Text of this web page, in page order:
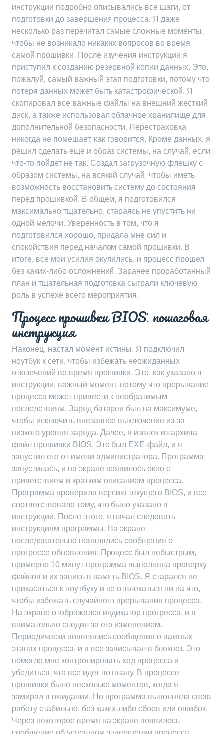
инструкции подробно описывались все шаги, от
подготовки до завершения процесса. Я даже
несколько раз перечитал самые сложные моменты,
чтобы не возникало никаких вопросов во время
самой прошивки. После изучения инструкции я
приступил к созданию резервной копии данных. Это,
пожалуй, самый важный этап подготовки, потому что
потеря данных может быть катастрофической. Я
скопировал все важные файлы на внешний жесткий
диск, а также использовал облачное хранилище для
дополнительной безопасности. Перестраховка
никогда не помешает, как говорится. Кроме данных, я
решил сделать еще и образ системы, на случай, если
что-то пойдет не так. Создал загрузочную флешку с
образом системы, на всякий случай, чтобы иметь
возможность восстановить систему до состояния
перед прошивкой. В общем, я подготовился
максимально тщательно, стараясь не упустить ни
одной мелочи. Уверенность в том, что я
подготовился хорошо, придала мне сил и
спокойствия перед началом самой прошивки. В
итоге, все мои усилия окупились, и процесс прошел
без каких-либо осложнений. Заранее проработанный
план и тщательная подготовка сыграли ключевую
роль в успехе всего мероприятия.
Процесс прошивки BIOS⁚ пошаговая
инструкция
Наконец, настал момент истины. Я подключил
ноутбук к сети, чтобы избежать неожиданных
отключений во время прошивки. Это, как указано в
инструкции, важный момент, потому что прерывание
процесса может привести к необратимым
последствиям. Заряд батареи был на максимуме,
чтобы исключить внезапное выключение из-за
низкого уровня заряда. Далее, я извлек из архива
файл прошивки BIOS. Это был EXE-файл, и я
запустил его от имени администратора. Программа
запустилась, и на экране появилось окно с
приветствием и кратким описанием процесса.
Программа проверила версию текущего BIOS, и все
соответствовало тому, что было указано в
инструкции. После этого, я начал следовать
инструкциям программы. На экране
последовательно появлялись сообщения о
прогрессе обновления; Процесс был небыстрым,
примерно 10 минут программа выполняла проверку
файлов и их запись в память BIOS. Я старался не
прикасаться к ноутбуку и не отвлекаться ни на что,
чтобы избежать случайного прерывания процесса.
На экране отображался индикатор прогресса, и я
внимательно следил за его изменением.
Периодически появлялись сообщения о важных
этапах процесса, и я все записывал в блокнот. Это
помогло мне контролировать ход процесса и
убедиться, что все идет по плану. В процессе
прошивки было несколько моментов, когда я
замирал в ожидании. Но программа выполняла свою
работу стабильно, без каких-либо сбоев или ошибок.
Через некоторое время на экране появилось
сообщение об успешном завершении процесса